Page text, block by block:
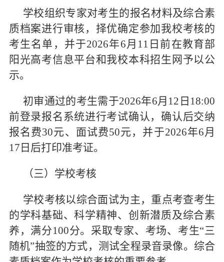
学校组织专家对考生的报名材料及综合素
质档案进行审核，择优确定参加我校考核的
考生名单，并于2026年6月11日前在教育部
阳光高考信息平台和我校本科招生网予以公
示。
初审通过的考生需于2026年6月12日18:00
前登录报名系统进行考试确认，确认后交纳
报名费30元、面试费50元，并于2026年6月
17日后打印准考证。
（三）学校考核
学校考核以综合面试为主，重点考查考生
的学科基础、科学精神、创新潜质及综合素
养，满分100分。采取专家、考场、考生“三
随机”抽签的方式，测试全程录音录像。综合